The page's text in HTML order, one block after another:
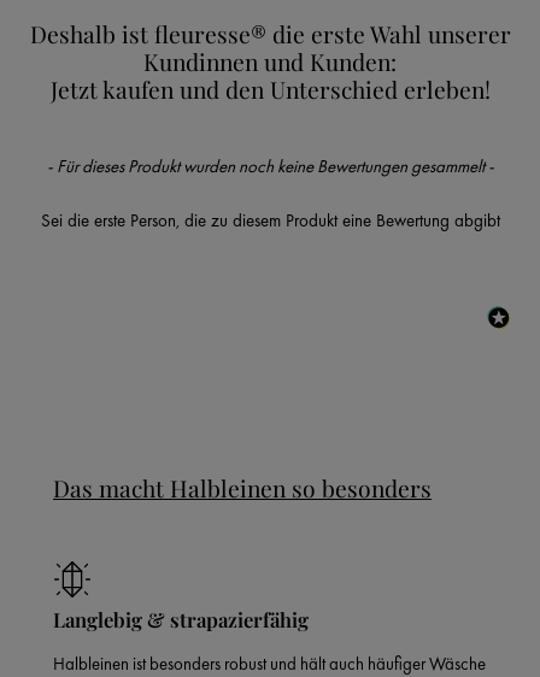
Deshalb ist fleuresse® die erste Wahl unserer
Kundinnen und Kunden:
Jetzt kaufen und den Unterschied erleben!
- Für dieses Produkt wurden noch keine Bewertungen gesammelt -
Sei die erste Person, die zu diesem Produkt eine Bewertung abgibt
New content loaded
Das macht Halbleinen so besonders
Langlebig & strapazierfähig
Halbleinen ist besonders robust und hält auch häufiger Wäsche